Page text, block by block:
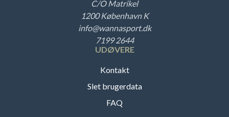
C/O Matrikel
1200 København K
info@wannasport.dk
7199 2644
UDØVERE
Kontakt
Slet brugerdata
FAQ